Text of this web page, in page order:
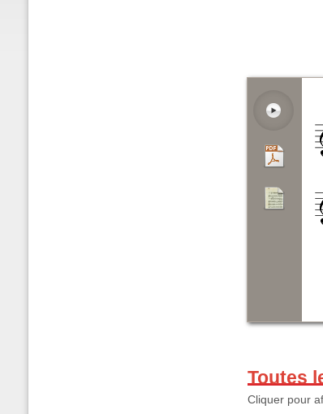
Toutes
Cliquer pour